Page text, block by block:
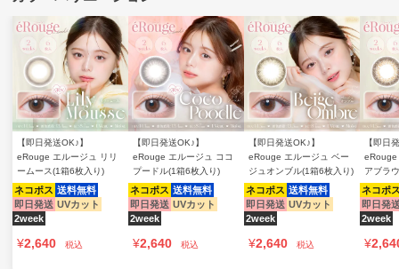
【即日発送OK♪】
eRouge エルージュ リリ
ームース(1箱6枚入り)
ネコポス 送料無料
即日発送 UVカット
2week
¥2,640 税込
【即日発送OK♪】
eRouge エルージュ ココ
プードル(1箱6枚入り)
ネコポス 送料無料
即日発送 UVカット
2week
¥2,640 税込
【即日発送OK♪】
eRouge エルージュ ベー
ジュオンブル(1箱6枚入り)
ネコポス 送料無料
即日発送 UVカット
2week
¥2,640 税込
【即日
eRouge
アブラ
ネコポ
即日発
2week
¥